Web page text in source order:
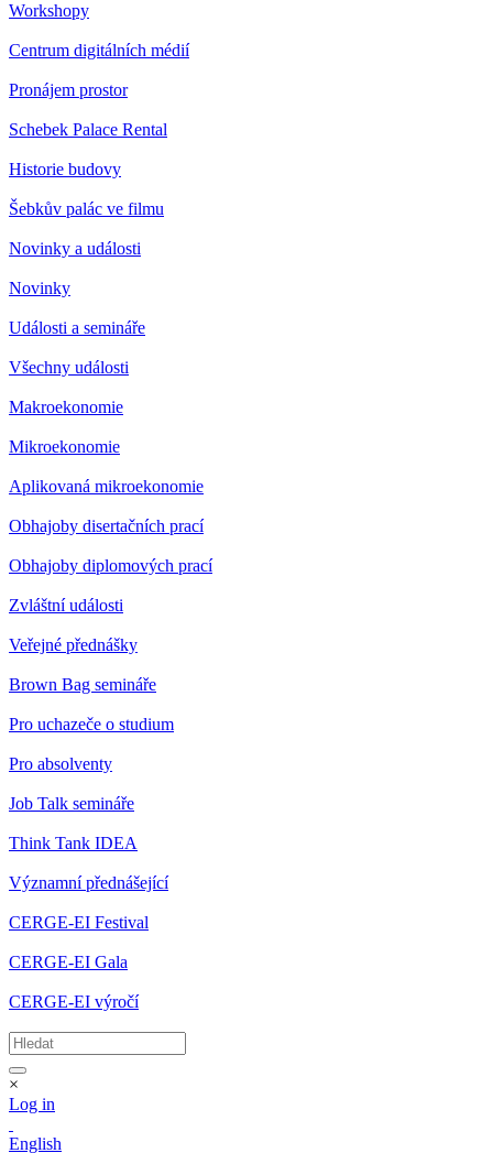
Workshopy
Centrum digitálních médií
Pronájem prostor
Schebek Palace Rental
Historie budovy
Šebkův palác ve filmu
Novinky a události
Novinky
Události a semináře
Všechny události
Makroekonomie
Mikroekonomie
Aplikovaná mikroekonomie
Obhajoby disertačních prací
Obhajoby diplomových prací
Zvláštní události
Veřejné přednášky
Brown Bag semináře
Pro uchazeče o studium
Pro absolventy
Job Talk semináře
Think Tank IDEA
Významní přednášející
CERGE-EI Festival
CERGE-EI Gala
CERGE-EI výročí
×
Log in
English